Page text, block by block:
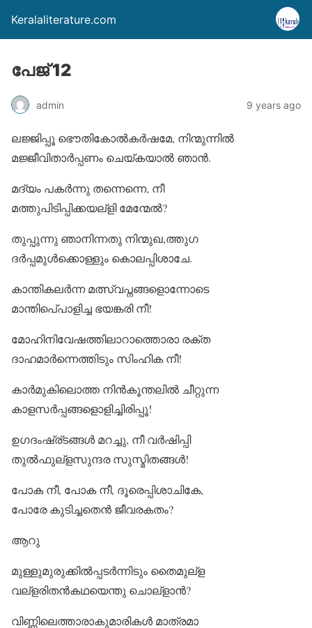
Keralaliterature.com
പേജ് 12
admin 9 years ago
ലജ്ജിപ്പൂ ഭൌതികോല്‍കര്‍ഷമേ, നിന്മുന്നില്‍
മജ്ജീവിതാര്‍പ്പണം ചെയ്കയാല്‍ ഞാന്‍.
മദ്യം പകര്‍ന്നു തന്നെന്നെ, നീ
മത്തുപിടിപ്പിക്കയല്‌ളി മേന്മേല്‍?
തുപ്പുന്നു ഞാനിന്നതു നിന്മുഖ,ത്തുഗ
ദര്‍പ്പമുള്‍ക്കൊള്ളും കൊലപ്പിശാചേ.
കാന്തികലര്‍ന്ന മത്സ്വപ്നങ്ങളൊന്നോടെ
മാന്തിപെ്പാളിച്ച ഭയങ്കരി നീ!
മോഹിനിവേഷത്തിലാറാത്തൊരാ രക്ത
ദാഹമാര്‍ന്നെത്തിടും സിംഹിക നീ!
കാര്‍മുകിലൊത്ത നിന്‍കൂന്തലില്‍ ചീറ്റുന്ന
കാളസര്‍പ്പങ്ങളൊളിച്ചിരിപ്പൂ!
ഉഗദംഷ്ര്ടങ്ങള്‍ മറച്ചു, നീ വര്‍ഷിപ്പി
തുല്‍ഫുല്‌ളസുന്ദര സുസ്മിതങ്ങള്‍!
പോക നീ, പോക നീ, ദൂരെപ്പിശാചികേ,
പോരേ കുടിച്ചതെന്‍ ജീവരകതം?
ആറു
മുള്ളുമുരുക്കില്‍പ്പടര്‍ന്നിടും തൈമുല്‌ള
വല്‌ളരിതന്‍കഥയെന്തു ചൊല്‌ളാന്‍?
വിണ്ണിലെത്താരാകുമാരികള്‍ മാത്രമാ